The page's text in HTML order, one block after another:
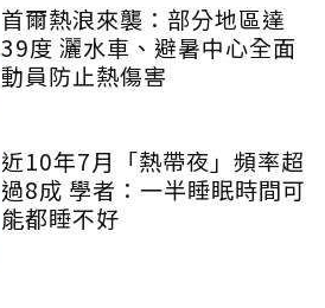
首爾熱浪來襲：部分地區達
39度 灑水車、避暑中心全面
動員防止熱傷害
近10年7月「熱帶夜」頻率超
過8成 學者：一半睡眠時間可
能都睡不好